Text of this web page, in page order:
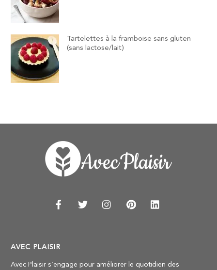
Tartelettes à la framboise sans gluten
(sans lactose/lait)
AVEC PLAISIR
Avec Plaisir s’engage pour améliorer le quotidien des